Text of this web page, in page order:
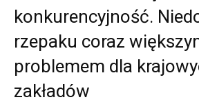
konkurencyjność.
rzepaku coraz
problemem dla
zakładów